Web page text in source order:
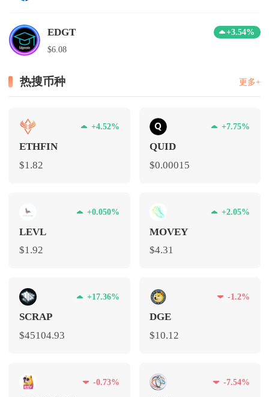
EDGT
+3.54%
$6.08
热搜币种 更多+
+4.52%
ETHFIN
$1.82
+7.75%
QUID
$0.00015
+0.050%
LEVL
$1.92
+2.05%
MOVEY
$4.31
+17.36%
SCRAP
$45104.93
-1.2%
DGE
$10.12
-0.73% -7.54%